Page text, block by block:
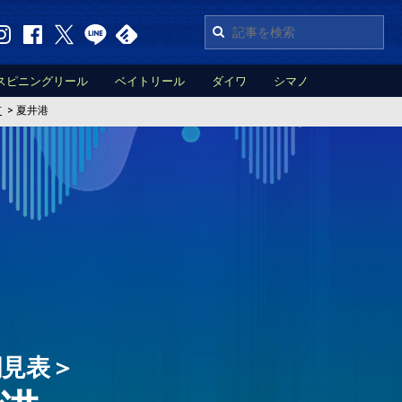
ピニングリール ベイトリール ダイワ シマノ
> 夏井港
表＞